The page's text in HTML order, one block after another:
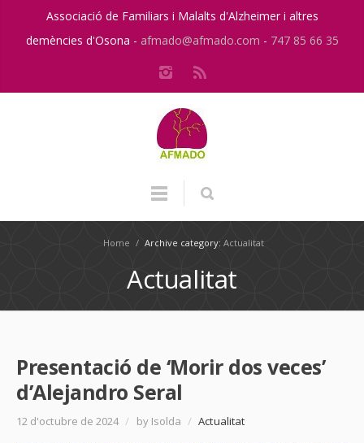
Associació de Familiars i Malalts d'Alzheimer i altres
demències d'Osona - afmado@afmado.com - 747 85 66 35
Home / Archive category: Actualitat
Actualitat
Presentació de ‘Morir dos veces’
d’Alejandro Seral
12 d'octubre de 2024 / by Isolda / Actualitat